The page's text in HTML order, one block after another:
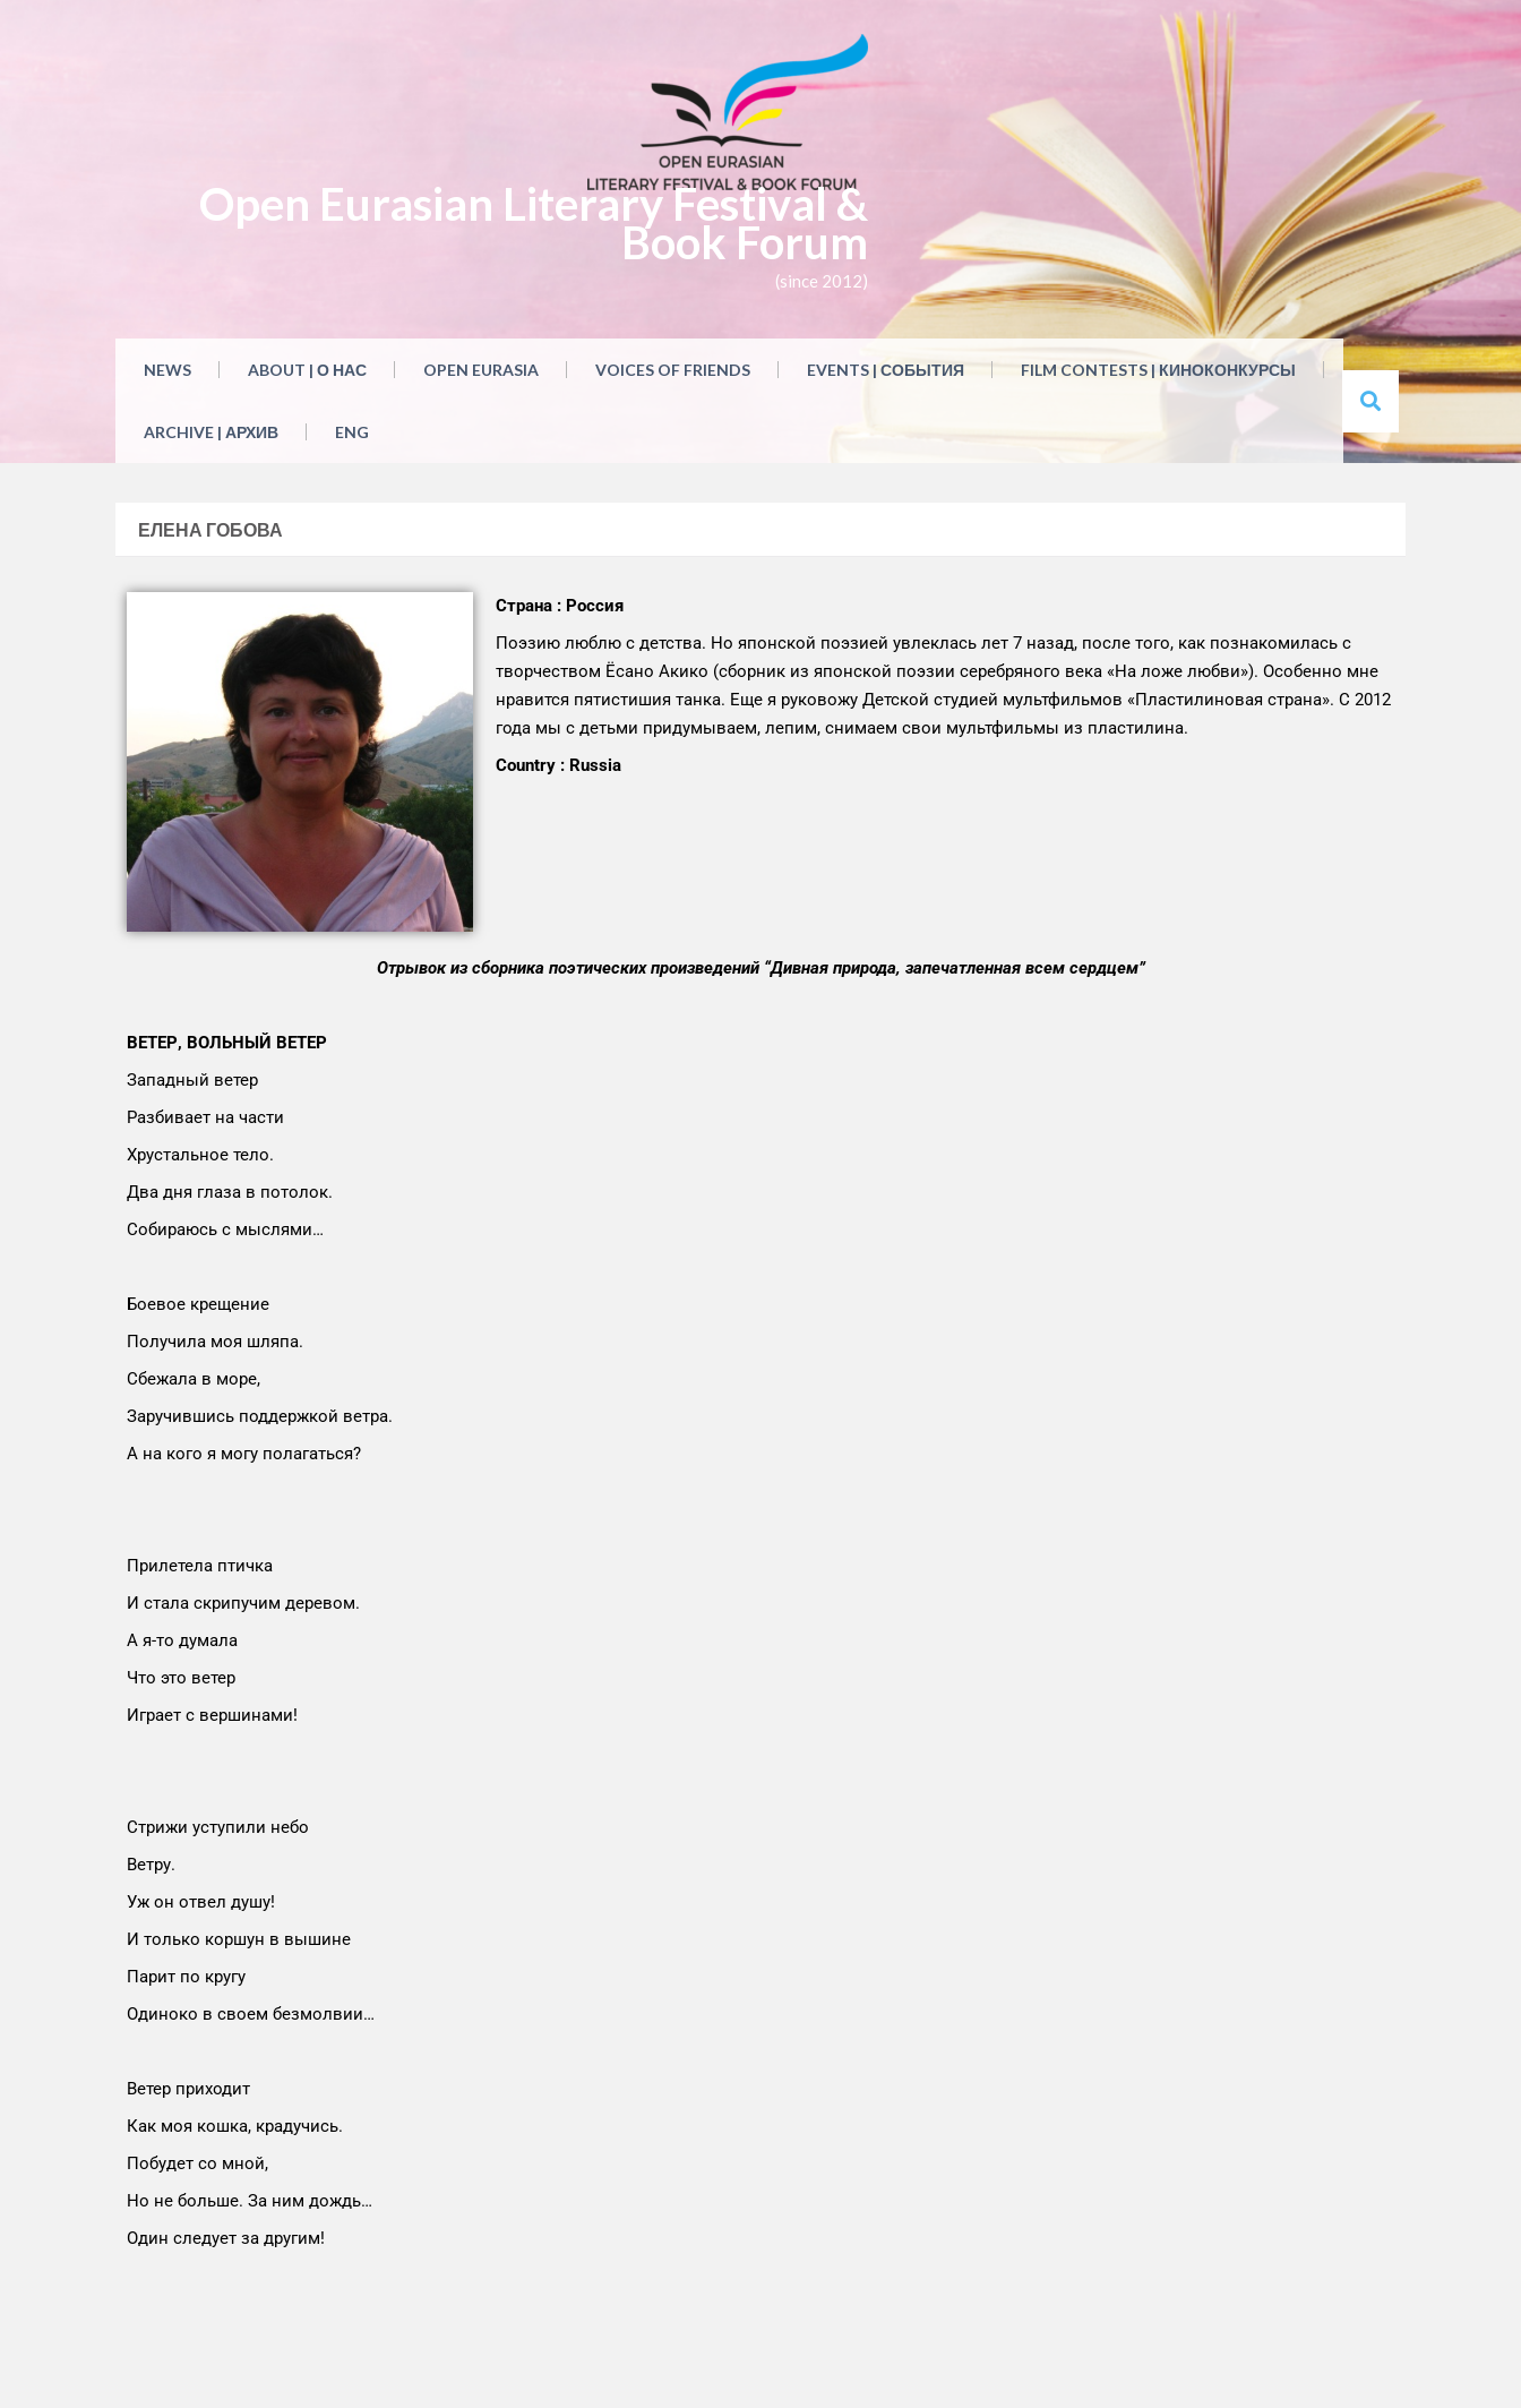
Open Eurasian Literary Festival &
Book Forum
(since 2012)
NEWS ABOUT | О НАС OPEN EURASIA VOICES OF FRIENDS EVENTS | СОБЫТИЯ FILM CONTESTS | КИНОКОНКУРСЫ
ARCHIVE | АРХИВ ENG
ЕЛЕНА ГОБОВА
Страна : Россия
Поэзию люблю с детства. Но японской поэзией увлеклась лет 7 назад, после того, как познакомилась с
творчеством Ёсано Акико (сборник из японской поэзии серебряного века «На ложе любви»). Особенно мне
нравится пятистишия танка. Еще я руковожу Детской студией мультфильмов «Пластилиновая страна». С 2012
года мы с детьми придумываем, лепим, снимаем свои мультфильмы из пластилина.
Country : Russia
Отрывок из сборника поэтических произведений “Дивная природа, запечатленная всем сердцем”
ВЕТЕР, ВОЛЬНЫЙ ВЕТЕР
Западный ветер
Разбивает на части
Хрустальное тело.
Два дня глаза в потолок.
Собираюсь с мыслями…
Боевое крещение
Получила моя шляпа.
Сбежала в море,
Заручившись поддержкой ветра.
А на кого я могу полагаться?
Прилетела птичка
И стала скрипучим деревом.
А я-то думала
Что это ветер
Играет с вершинами!
Стрижи уступили небо
Ветру.
Уж он отвел душу!
И только коршун в вышине
Парит по кругу
Одиноко в своем безмолвии…
Ветер приходит
Как моя кошка, крадучись.
Побудет со мной,
Но не больше. За ним дождь…
Один следует за другим!